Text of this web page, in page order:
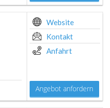
Website
Kontakt
Anfahrt
Angebot anfordern